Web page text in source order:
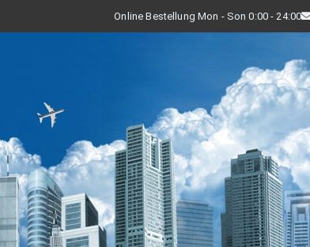
Online Bestellung Mon - Son 0:00 - 24:00